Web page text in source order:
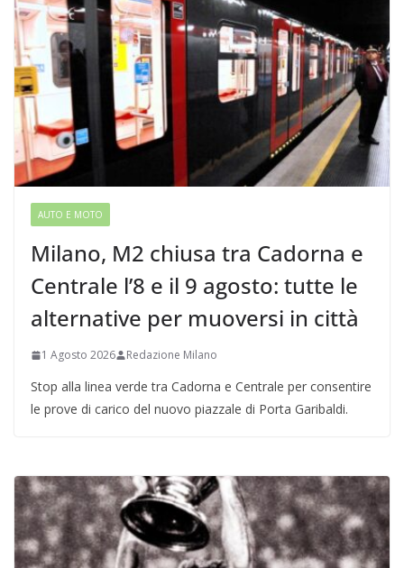
AUTO E MOTO
Milano, M2 chiusa tra Cadorna e
Centrale l’8 e il 9 agosto: tutte le
alternative per muoversi in città
1 Agosto 2026 Redazione Milano
Stop alla linea verde tra Cadorna e Centrale per consentire
le prove di carico del nuovo piazzale di Porta Garibaldi.